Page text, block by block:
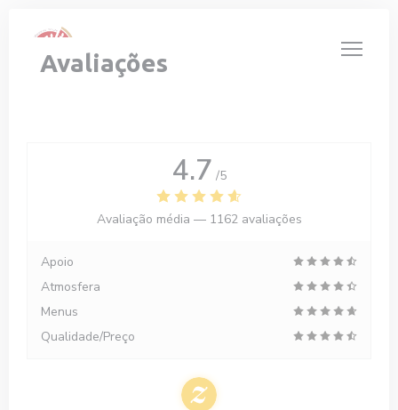
Avaliações
4.7 /5
Avaliação média — 1162 avaliações
Apoio
Atmosfera
Menus
Qualidade/Preço